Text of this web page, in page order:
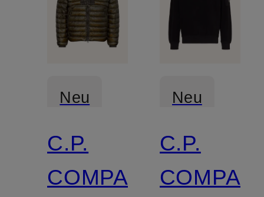
Neu
C.P.
COMPANY
Neu
C.P.